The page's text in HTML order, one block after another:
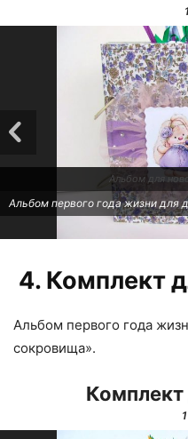
Альбом для
Альбом первого года жизни для
4. Комплект
Альбом первого года
сокровища».
Комплект
1